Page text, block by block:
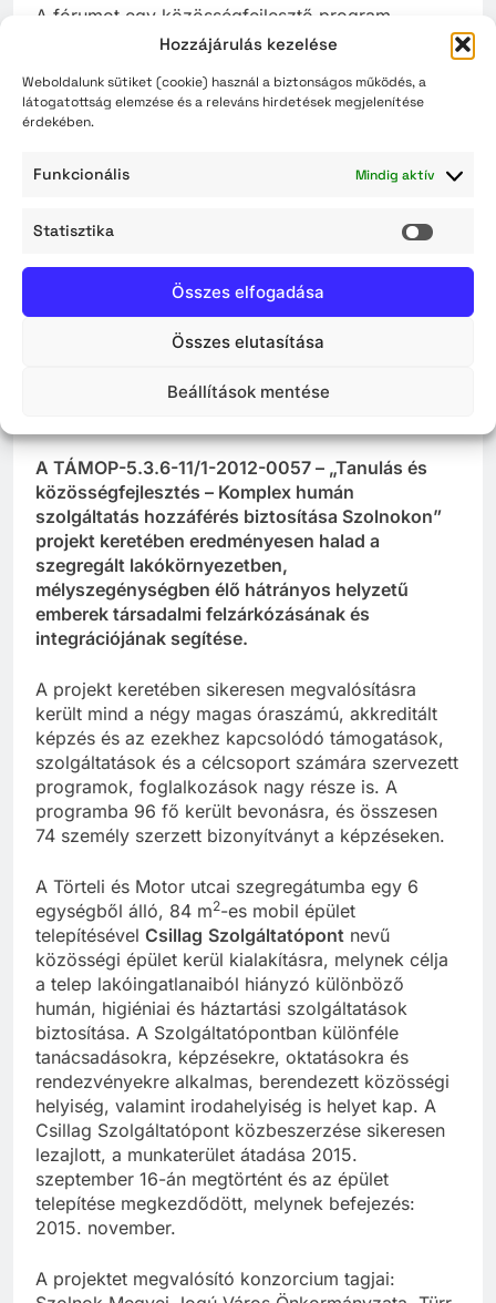
Hozzájárulás kezelése
Weboldalunk sütiket (cookie) használ a biztonságos működés, a
látogatottság elemzése és a releváns hirdetések megjelenítése
érdekében.
Funkcionális Mindig aktív
Statisztika
Összes elfogadása
Összes elutasítása
Beállítások mentése
A fórumot egy közösségfejlesztő program
követte, mely részeként a látogatók egy előadást
hagyományőrzés témakörében, illetve ezzel egy
időben kézműves foglalkoztatáson vehettek részt.
Bővebb információt a www.szolnok.hués a
2015| 09| 18.
Szolnok Megyei Jogú Város Önkormányzata
KÉPZÉSEK SIKERES MEGVALÓSULÁSA ÉS A
A TÁMOP-5.3.6-11/1-2012-0057 – „Tanulás és
közösségfejlesztés – Komplex humán
szolgáltatás hozzáférés biztosítása Szolnokon”
projekt keretében eredményesen halad a
szegregált lakókörnyezetben,
mélyszegénységben élő hátrányos helyzetű
emberek társadalmi felzárkózásának és
integrációjának segítése.
A projekt keretében sikeresen megvalósításra
került mind a négy magas óraszámú, akkreditált
képzés és az ezekhez kapcsolódó támogatások,
szolgáltatások és a célcsoport számára szervezett
programok, foglalkozások nagy része is. A
programba 96 fő került bevonásra, és összesen
74 személy szerzett bizonyítványt a képzéseken.
A Törteli és Motor utcai szegregátumba egy 6
egységből álló, 84 m2-es mobil épület
telepítésével Csillag Szolgáltatópont nevű
közösségi épület kerül kialakításra, melynek célja
a telep lakóingatlanaiból hiányzó különböző
humán, higiéniai és háztartási szolgáltatások
biztosítása. A Szolgáltatópontban különféle
tanácsadásokra, képzésekre, oktatásokra és
rendezvényekre alkalmas, berendezett közösségi
helyiség, valamint irodahelyiség is helyet kap. A
Csillag Szolgáltatópont közbeszerzése sikeresen
lezajlott, a munkaterület átadása 2015.
szeptember 16-án megtörtént és az épület
telepítése megkezdődött, melynek befejezés:
2015. november.
A projektet megvalósító konzorcium tagjai: